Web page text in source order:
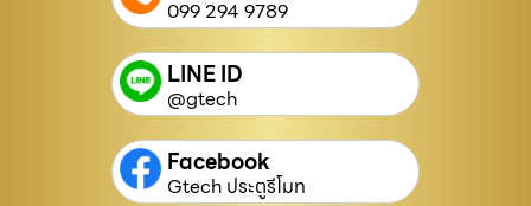
099 294 9789
LINE ID
@gtech
Facebook
Gtech ประตูรีโมท